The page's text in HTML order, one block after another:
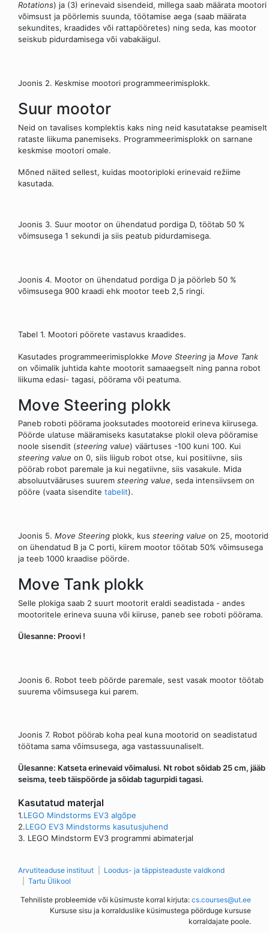
Rotations) ja (3) erinevaid sisendeid, millega saab määrata mootori
võimsust ja pöörlemis suunda, töötamise aega (saab määrata
sekundites, kraadides või rattapööretes) ning seda, kas mootor
seiskub pidurdamisega või vabakäigul.
Joonis 2. Keskmise mootori programmeerimisplokk.
Suur mootor
Neid on tavalises komplektis kaks ning neid kasutatakse peamiselt
rataste liikuma panemiseks. Programmeerimisplokk on sarnane
keskmise mootori omale.
Mõned näited sellest, kuidas mootoriploki erinevaid režiime
kasutada.
Joonis 3. Suur mootor on ühendatud pordiga D, töötab 50 %
võimsusega 1 sekundi ja siis peatub pidurdamisega.
Joonis 4. Mootor on ühendatud pordiga D ja pöörleb 50 %
võimsusega 900 kraadi ehk mootor teeb 2,5 ringi.
Tabel 1. Mootori pöörete vastavus kraadides.
Kasutades programmeerimisplokke Move Steering ja Move Tank
on võimalik juhtida kahte mootorit samaaegselt ning panna robot
liikuma edasi- tagasi, pöörama või peatuma.
Move Steering plokk
Paneb roboti pöörama jooksutades mootoreid erineva kiirusega.
Pöörde ulatuse määramiseks kasutatakse plokil oleva pööramise
noole sisendit (steering value) väärtuses -100 kuni 100. Kui
steering value on 0, siis liigub robot otse, kui positiivne, siis
pöörab robot paremale ja kui negatiivne, siis vasakule. Mida
absoluutvääruses suurem steering value, seda intensiivsem on
pööre (vaata sisendite tabelit).
Joonis 5. Move Steering plokk, kus steering value on 25, mootorid
on ühendatud B ja C porti, kiirem mootor töötab 50% võimsusega
ja teeb 1000 kraadise pöörde.
Move Tank plokk
Selle plokiga saab 2 suurt mootorit eraldi seadistada - andes
mootoritele erineva suuna või kiiruse, paneb see roboti pöörama.
Ülesanne: Proovi !
Joonis 6. Robot teeb pöörde paremale, sest vasak mootor töötab
suurema võimsusega kui parem.
Joonis 7. Robot pöörab koha peal kuna mootorid on seadistatud
töötama sama võimsusega, aga vastassuunaliselt.
Ülesanne: Katseta erinevaid võimalusi. Nt robot sõidab 25 cm, jääb
seisma, teeb täispöörde ja sõidab tagurpidi tagasi.
Kasutatud materjal
1.LEGO Mindstorms EV3 algõpe
2.LEGO EV3 Mindstorms kasutusjuhend
3. LEGO Mindstorm EV3 programmi abimaterjal
Arvutiteaduse instituut
Loodus- ja täppisteaduste valdkond
Tartu Ülikool
Tehniliste probleemide või küsimuste korral kirjuta: cs.courses@ut.ee
Kursuse sisu ja korralduslike küsimustega pöörduge kursuse
korraldajate poole.